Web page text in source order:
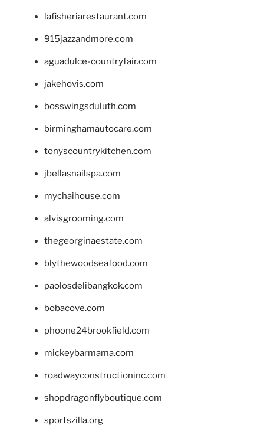
lafisheriarestaurant.com
915jazzandmore.com
aguadulce-countryfair.com
jakehovis.com
bosswingsduluth.com
birminghamautocare.com
tonyscountrykitchen.com
jbellasnailspa.com
mychaihouse.com
alvisgrooming.com
thegeorginaestate.com
blythewoodseafood.com
paolosdelibangkok.com
bobacove.com
phoone24brookfield.com
mickeybarmama.com
roadwayconstructioninc.com
shopdragonflyboutique.com
sportszilla.org